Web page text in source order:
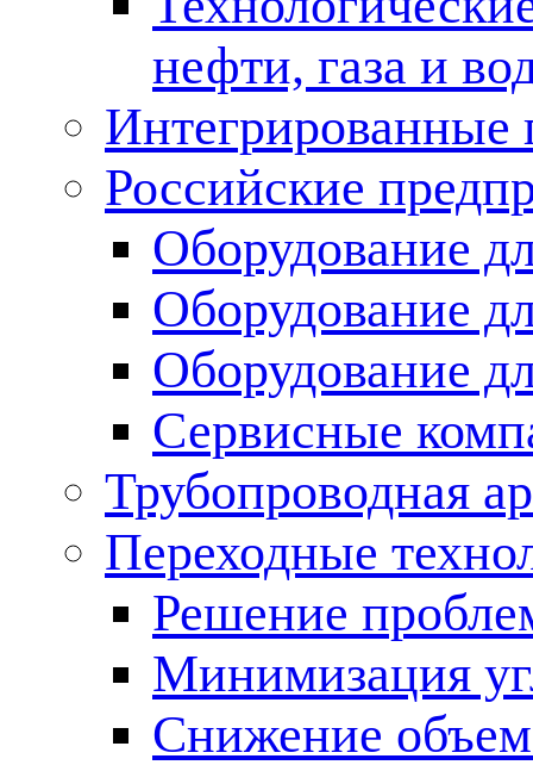
нефти, газа и
Российские
Оборудование
Оборудование
Оборудование
Сервисные
Трубопроводная
Переходные
Решение
Минимизация
Снижение